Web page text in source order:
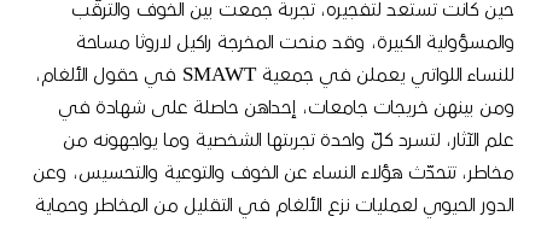
حين كانت تستعد لتفجيره، تجربة جمعت بين الخوف والترقّب
والمسؤولية الكبيرة، وقد منحت المخرجة راكيل لاروثا مساحة
للنساء اللواتي يعملن في جمعية SMAWT في حقول الألغام،
ومن بينهن خريجات جامعات، إحداهن حاصلة على شهادة في
علم الآثار، لتسرد كلّ واحدة تجربتها الشخصية وما يواجهونه من
مخاطر، تتحدّث هؤلاء النساء عن الخوف والتوعية والتحسيس، وعن
الدور الحيوي لعمليات نزع الألغام في التقليل من المخاطر وحماية